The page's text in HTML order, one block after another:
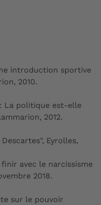
introduction sportive
2010.
La politique est‑elle
2012.
Eyrolles,
avec le narcissisme
2018.
sur le pouvoir